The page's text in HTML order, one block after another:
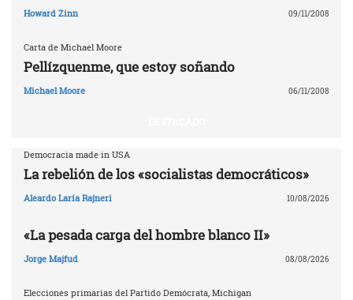
Howard Zinn 09/11/2008
Carta de Michael Moore
Pellízquenme, que estoy soñando
Michael Moore 06/11/2008
Democracia made in USA
La rebelión de los «socialistas democráticos»
Aleardo Laría Rajneri 10/08/2026
«La pesada carga del hombre blanco II»
Jorge Majfud 08/08/2026
Elecciones primarias del Partido Demócrata, Michigan